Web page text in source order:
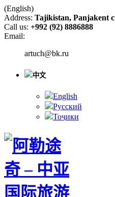
(English)
Address: Tajikistan, Panjakent
Call us: +992 (92) 8886888
Email:
artuch@bk.ru
中文
English
Русский
Тоҷики